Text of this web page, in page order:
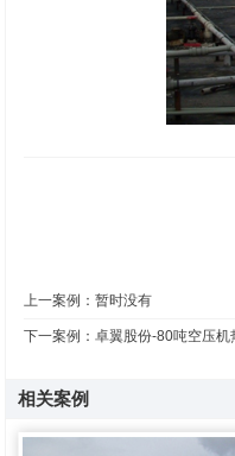
上一案例：暂时没有
下一案例： 卓翼股份-80吨空压机
相关案例